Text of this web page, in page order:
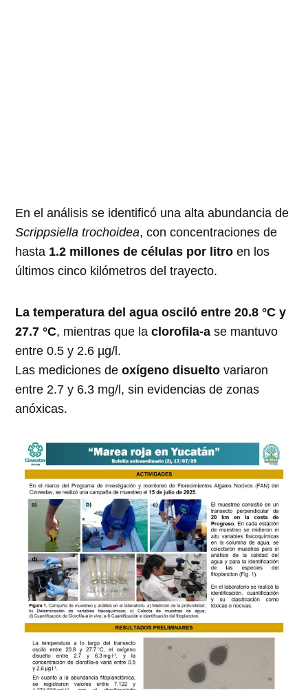
En el análisis se identificó una alta abundancia de
Scrippsiella trochoidea, con concentraciones de
hasta 1.2 millones de células por litro en los
últimos cinco kilómetros del trayecto.
La temperatura del agua osciló entre 20.8 °C y
27.7 °C, mientras que laclorofila-a se mantuvo
entre 0.5 y 2.6 µg/l.
Las mediciones deoxígeno disuelto variaron
entre 2.7 y 6.3 mg/l, sin evidencias de zonas
anóxicas.